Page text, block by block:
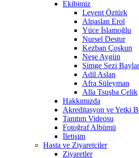
Ekibimiz
Levent Öztürk
Alpaslan Erol
Yüce İslamoğlu
Nursel Destur
Kezban Çoşkun
Neşe Aygün
Simge Sezi
Adil Aslan
Afra Süleyman
Alla Tsuşba Çelik
Hakkımızda
Akreditasyon ve Yetki
Tanıtım Videosu
Fotoğraf Albümü
İletişim
Hasta ve Ziyaretçiler
Ziyaretler